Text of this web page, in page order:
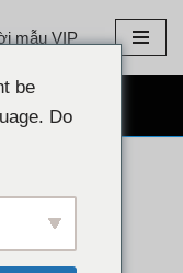
mẫu VIP
be
Do